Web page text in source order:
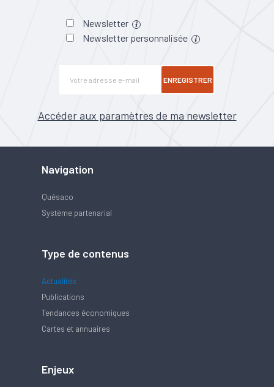
Newsletter
Newsletter personnalisée
ENREGISTRER
Accéder aux paramètres de ma newsletter
Navigation
Quésaco
Système partenarial
Type de contenus
Actualités
Publications
Tendances économiques
Cartes et annuaires
Enjeux